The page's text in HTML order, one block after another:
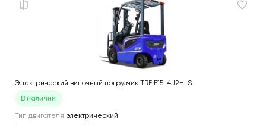
Электрический вилочный погрузчик TRF E15-4J2H-S
В наличии
Тип двигателя электрический